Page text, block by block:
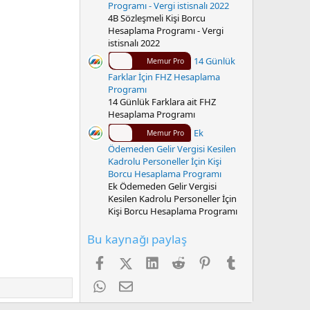
Programı - Vergi istisnalı 2022
4B Sözleşmeli Kişi Borcu
Hesaplama Programı - Vergi
istisnalı 2022
Memur Pro
14 Günlük
Farklar İçin FHZ Hesaplama
Programı
14 Günlük Farklara ait FHZ
Hesaplama Programı
Memur Pro
Ek
Ödemeden Gelir Vergisi Kesilen
Kadrolu Personeller İçin Kişi
Borcu Hesaplama Programı
Ek Ödemeden Gelir Vergisi
Kesilen Kadrolu Personeller İçin
Kişi Borcu Hesaplama Programı
Bu kaynağı paylaş
FacebookX (Twitter)
LinkedInReddit Pinterest
WhatsApp
E-posta